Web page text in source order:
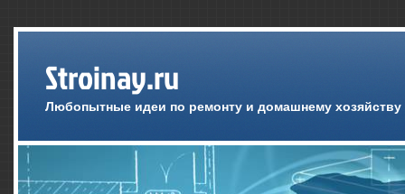
Stroinay.ru
Любопытные идеи по ремонту и домашнему хозяйству